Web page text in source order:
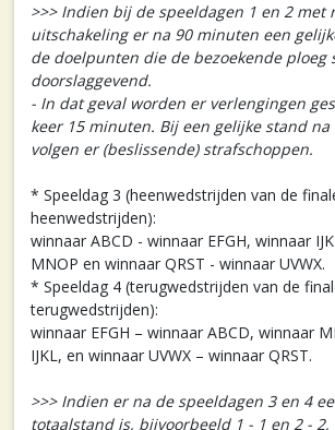
>>> Indien bij de speeldagen 1 en 2 met
uitschakeling er na 90 minuten een
de doelpunten die de bezoekende ploeg
doorslaggevend.
- In dat geval worden er verlengingen
keer 15 minuten. Bij een gelijke stand
volgen er (beslissende) strafschoppen.
* Speeldag 3 (heenwedstrijden van de
heenwedstrijden):
winnaar ABCD - winnaar EFGH, winnaar
MNOP en winnaar QRST - winnaar UVWX.
* Speeldag 4 (terugwedstrijden van de
terugwedstrijden):
winnaar EFGH – winnaar ABCD, winnaar
IJKL, en winnaar UVWX – winnaar QRST.
>>> Indien er na de speeldagen 3 en 4
totaalstand is, bijvoorbeeld 1 - 1 en 2 - 2,